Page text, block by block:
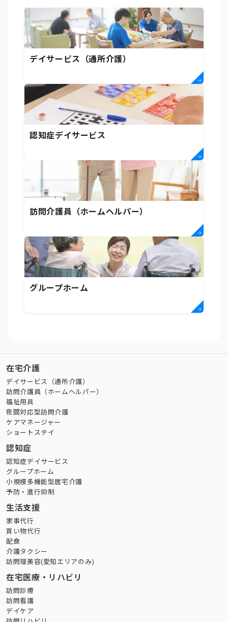
デイサービス（通所介護）
認知症デイサービス
訪問介護員（ホームヘルパー）
グループホーム
在宅介護
デイサービス（通所介護）
訪問介護員（ホームヘルパー）
福祉用具
夜間対応型訪問介護
ケアマネージャー
ショートステイ
認知症
認知症デイサービス
グループホーム
小規模多機能型居宅介護
予防・進行抑制
生活支援
家事代行
買い物代行
配食
介護タクシー
訪問理美容(愛知エリアのみ)
在宅医療・リハビリ
訪問診療
訪問看護
デイケア